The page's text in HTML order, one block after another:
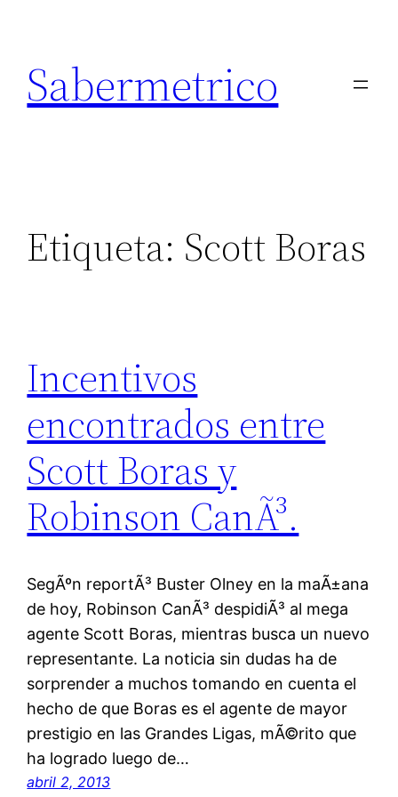
contenido
Sabermetrico
Etiqueta: Scott Boras
Incentivos
encontrados entre
Scott Boras y
Robinson CanÃ³.
SegÃºn reportÃ³ Buster Olney en la maÃ±ana
de hoy, Robinson CanÃ³ despidiÃ³ al mega
agente Scott Boras, mientras busca un nuevo
representante. La noticia sin dudas ha de
sorprender a muchos tomando en cuenta el
hecho de que Boras es el agente de mayor
prestigio en las Grandes Ligas, mÃ©rito que
ha logrado luego de…
abril 2, 2013